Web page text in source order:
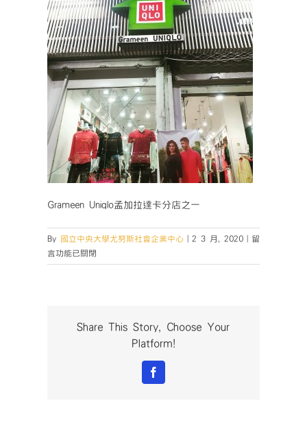
Grameen Uniqlo孟加拉達卡分店之一
By 國立中央大學尤努斯社會企業中心 2 3 月, 2020
在
中
留
言功能已關閉
Share This Story, Choose Your
Platform!
Facebook